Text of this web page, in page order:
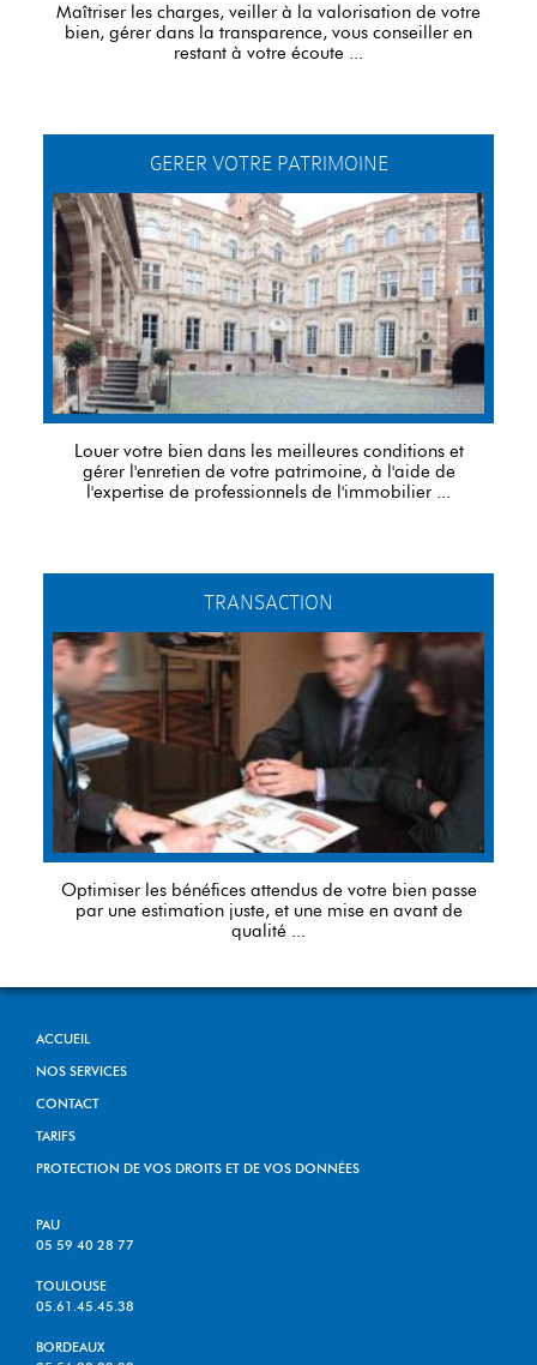
Maîtriser les charges, veiller à la valorisation de votre
bien, gérer dans la transparence, vous conseiller en
restant à votre écoute ...
GERER VOTRE PATRIMOINE
Louer votre bien dans les meilleures conditions et
gérer l'enretien de votre patrimoine, à l'aide de
l'expertise de professionnels de l'immobilier ...
TRANSACTION
Optimiser les bénéfices attendus de votre bien passe
par une estimation juste, et une mise en avant de
qualité ...
ACCUEIL
NOS SERVICES
CONTACT
TARIFS
PROTECTION DE VOS DROITS ET DE VOS DONNÉES
PAU
05 59 40 28 77
TOULOUSE
05.61.45.45.38
BORDEAUX